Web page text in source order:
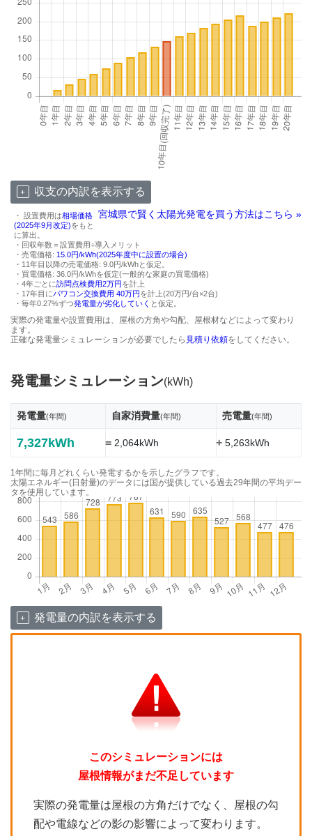
収支の内訳を表示する
宮城県で賢く太陽光発電を買う方法はこちら »
・ 設置費用は相場価格
(2025年9月改定)をもと
に算出。
・回収年数＝設置費用÷導入メリット
・売電価格: 15.0円/kWh(2025年度中に設置の場合)
・11年目以降の売電価格: 9.0円/kWhと仮定。
・買電価格: 36.0円/kWhを仮定(一般的な家庭の買電価格)
・4年ごとに訪問点検費用2万円を計上
・17年目にパワコン交換費用 40万円を計上(20万円/台×2台)
・毎年0.27%ずつ発電量が劣化していく と仮定。
実際の発電量や設置費用は、屋根の方角や勾配、屋根材などによって変わり
ます。
正確な発電量シミュレーションが必要でしたら 見積り依頼をしてください。
発電量シミュレーション(kWh)
発電量(年間) 自家消費量(年間) 売電量(年間)
7,327kWh =2,064kWh +5,263kWh
1年間に毎月どれくらい発電するかを示したグラフです。
太陽エネルギー(日射量)のデータには国が提供している過去29年間の平均デー
タを使用しています。
発電量の内訳を表示する
このシミュレーションには
屋根情報がまだ不足しています
実際の発電量は屋根の方角だけでなく、屋根の勾
配や電線などの影の影響によって変わります。